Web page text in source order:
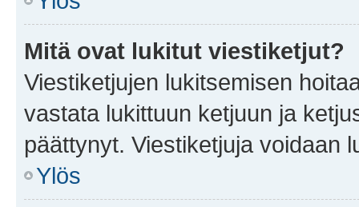
Mitä ovat lukitut viestiketjut?
Viestiketjujen lukitsemisen
vastata lukittuun ketjuun ja
päättynyt. Viestiketjuja voidaan
Ylös